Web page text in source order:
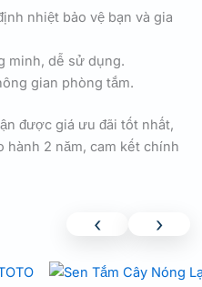
nhiệt bảo vệ bạn và gia
minh, dễ sử dụng.
gian phòng tắm.
được giá ưu đãi tốt nhất,
hành 2 năm, cam kết chính
‹ ›